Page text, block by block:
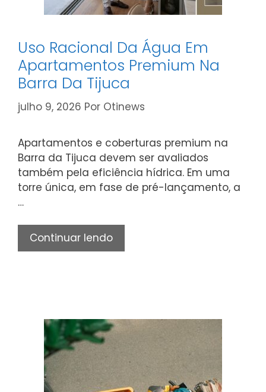
Uso Racional Da Água Em
Apartamentos Premium Na
Barra Da Tijuca
julho 9, 2026 Por Otinews
Apartamentos e coberturas premium na
Barra da Tijuca devem ser avaliados
também pela eficiência hídrica. Em uma
torre única, em fase de pré-lançamento, a
…
Continuar lendoUso
Racional
Premium
Tijuca